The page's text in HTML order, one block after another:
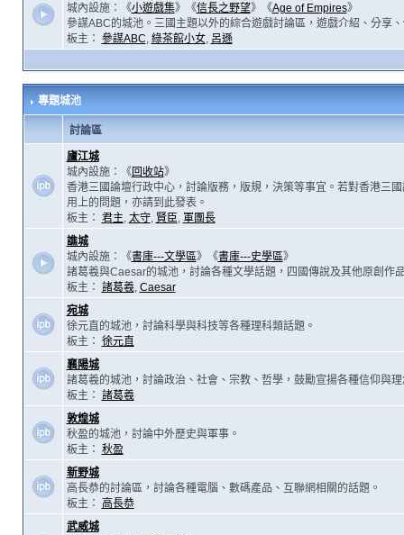
城內設施：《小遊戲集》《信長之野望》《Age of Empires》
參謀ABC的城池。三國主題以外的綜合遊戲討論區，遊戲介紹、分享
板主： 參謀ABC, 綠茶館小女, 呂遜
專題城池
討論區
廬江城
城內設施：《回收站》
香港三國論壇行政中心，討論版務，版規，決策等事宜。若對香港三
用上的問題，亦請到此發表。
板主： 君主, 太守, 賢臣, 軍團長
譙城
城內設施：《書庫---文學區》《書庫---史學區》
諸葛羲與Caesar的城池，討論各種文學話題，四國傳說及其他原創作
板主： 諸葛羲, Caesar
宛城
徐元直的城池，討論科學與科技等各種理科類話題。
板主： 徐元直
襄陽城
諸葛羲的城池，討論政治、社會、宗教、哲學，鼓勵宣揚各種信仰與理
板主： 諸葛羲
敦煌城
秋盈的城池，討論中外歷史與軍事。
板主： 秋盈
新野城
高長恭的討論區，討論各種電腦、數碼產品、互聯網相關的話題。
板主：
高長恭
武威城